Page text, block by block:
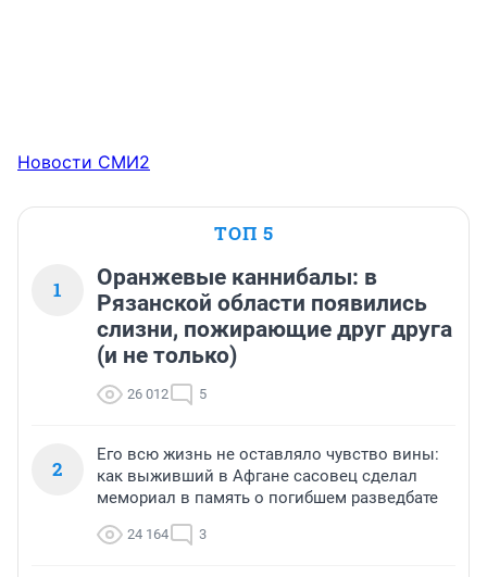
Новости СМИ2
ТОП 5
1
Оранжевые каннибалы: в
Рязанской области появились
слизни, пожирающие друг друга
(и не только)
26 012 5
2
Его всю жизнь не оставляло чувство вины:
как выживший в Афгане сасовец сделал
мемориал в память о погибшем разведбате
24 164 3